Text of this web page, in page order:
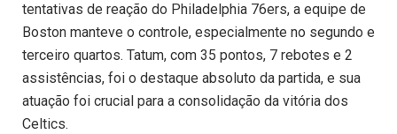
tentativas de reação do Philadelphia 76ers, a equipe de
Boston manteve o controle, especialmente no segundo e
terceiro quartos. Tatum, com 35 pontos, 7 rebotes e 2
assistências, foi o destaque absoluto da partida, e sua
atuação foi crucial para a consolidação da vitória dos
Celtics.